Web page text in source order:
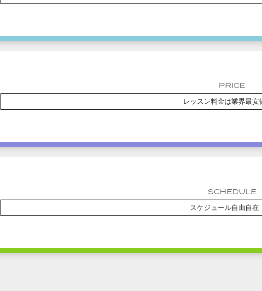
PRICE
レッスン料金は業界最安
SCHEDULE
スケジュール自由自在